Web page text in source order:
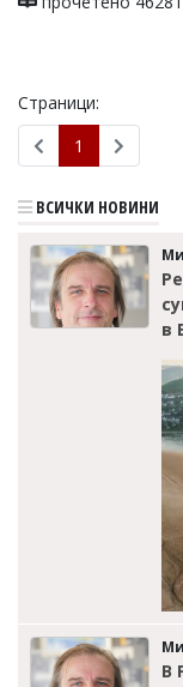
Страници:
1
ВСИЧКИ НОВИНИ
в
В